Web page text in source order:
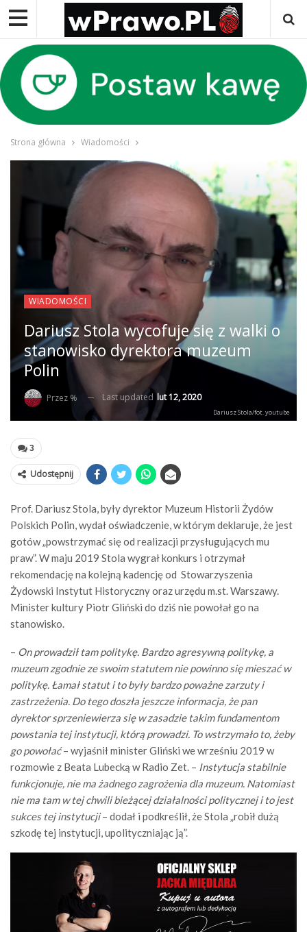
Strona główna Wiadomości
WIADOMOŚCI
Dariusz Stola wycofuje się z walki o
stanowisko dyrektora muzeum
Polin
Przez % Last updated lut 12, 2020
Dariusz Stola/fot. youtube
3
Udostępnij
Prof. Dariusz Stola, były dyrektor Muzeum Historii Żydów
Polskich Polin, wydał oświadczenie, w którym deklaruje, że jest
gotów „powstrzymać się od realizacji przysługujących mu
praw”. W maju 2019 Stola wygrał konkurs i otrzymał
rekomendację na kolejną kadencję od Stowarzyszenia
Żydowski Instytut Historyczny oraz urzędu m.st. Warszawy.
Minister kultury Piotr Gliński do dziś nie powołał go na
stanowisko.
– On prowadził tam politykę. Bardzo agresywną politykę, a
muzeum zgodnie ze swoim statutem nie powinno się mieszać w
politykę. Łamał statut i to były bardzo poważne zarzuty i
zastrzeżenia. Do tego doszła jeszcze informacja, że pan
dyrektor sprzeniewierza się w zasadzie takim fundamentom
powstania tej instytucji, którą prowadzi. To wstrzymało to, żeby
go powołać– wyjaśnił minister Gliński we wrześniu 2019 w
rozmowie z Beata Lubecką w Radio Zet. – Instytucja stabilnie
funkcjonuje, nie ma żadnego zagrożenia dla muzeum. Natomiast
nie ma tam w tej chwili bieżącej działalności politycznej i to jest
sukces tej instytucji– dodał i podkreślił, że Stola „robił dużą
szkodę tej instytucji, upolityczniając ją”.